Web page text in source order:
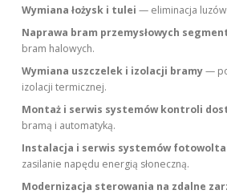
Wymiana łożysk i tulei — eliminacja luzów
Naprawa bram przemysłowych
bram halowych.
Wymiana uszczelek i izolacji bramy—
izolacji termicznej.
Montaż i serwis systemów kontroli
bramą i automatyką.
Instalacja i serwis systemów
zasilanie napędu energią słoneczną.
Modernizacja sterowania na zdalne